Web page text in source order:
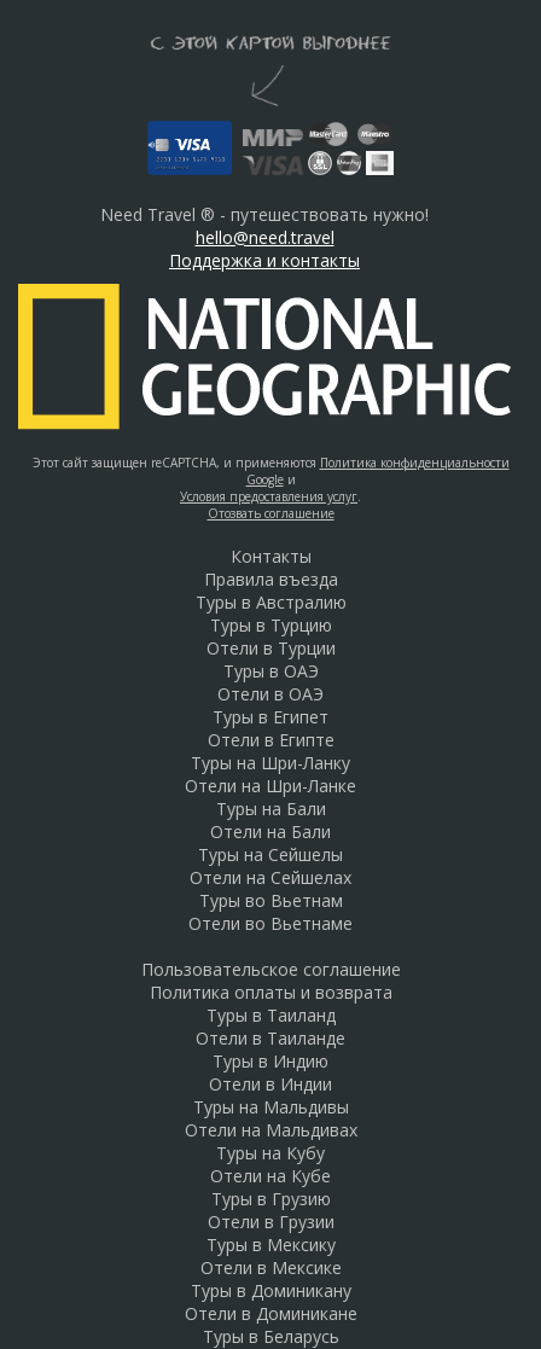
Need Travel ® - путешествовать нужно!
hello@need.travel
Поддержка и контакты
Этот сайт защищен reCAPTCHA, и применяются Политика конфиденциальности
Googleи
Условия предоставления услуг.
Отозвать соглашение
Контакты
Правила въезда
Туры в Австралию
Туры в Турцию
Отели в Турции
Туры в ОАЭ
Отели в ОАЭ
Туры в Египет
Отели в Египте
Туры на Шри-Ланку
Отели на Шри-Ланке
Туры на Бали
Отели на Бали
Туры на Сейшелы
Отели на Сейшелах
Туры во Вьетнам
Отели во Вьетнаме
Пользовательское соглашение
Политика оплаты и возврата
Туры в Таиланд
Отели в Таиланде
Туры в Индию
Отели в Индии
Туры на Мальдивы
Отели на Мальдивах
Туры на Кубу
Отели на Кубе
Туры в Грузию
Отели в Грузии
Туры в Мексику
Отели в Мексике
Туры в Доминикану
Отели в Доминикане
Туры в Беларусь